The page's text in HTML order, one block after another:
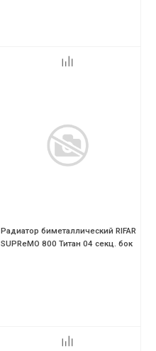
Радиатор биметаллический RIFAR
SUPReMO 800 Титан 04 секц. бок